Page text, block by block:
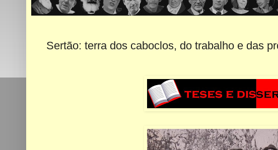
Sertão: terra dos caboclos, do trabalho e das